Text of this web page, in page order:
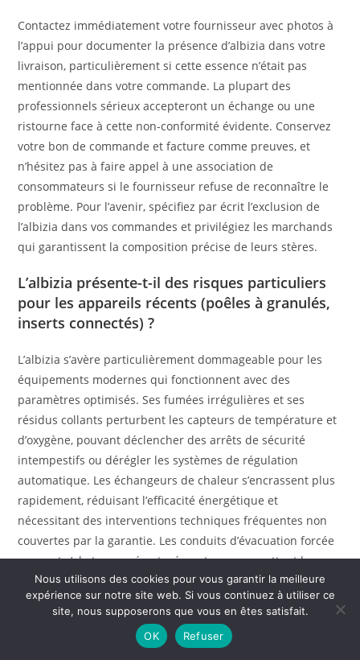
Contactez immédiatement votre fournisseur avec photos à
l’appui pour documenter la présence d’albizia dans votre
livraison, particulièrement si cette essence n’était pas
mentionnée dans votre commande. La plupart des
professionnels sérieux accepteront un échange ou une
ristourne face à cette non-conformité évidente. Conservez
votre bon de commande et facture comme preuves, et
n’hésitez pas à faire appel à une association de
consommateurs si le fournisseur refuse de reconnaître le
problème. Pour l’avenir, spécifiez par écrit l’exclusion de
l’albizia dans vos commandes et privilégiez les marchands
qui garantissent la composition précise de leurs stères.
L’albizia présente-t-il des risques particuliers
pour les appareils récents (poêles à granulés,
inserts connectés) ?
L’albizia s’avère particulièrement dommageable pour les
équipements modernes qui fonctionnent avec des
paramètres optimisés. Ses fumées irrégulières et ses
résidus collants perturbent les capteurs de température et
d’oxygène, pouvant déclencher des arrêts de sécurité
intempestifs ou dérégler les systèmes de régulation
automatique. Les échangeurs de chaleur s’encrassent plus
rapidement, réduisant l’efficacité énergétique et
nécessitant des interventions techniques fréquentes non
couvertes par la garantie. Les conduits d’évacuation forcée
peuvent s’obstruer prématurément, compromettant la
sécurité de fonctionnement. Ces équipements de nouvelle
génération sont conçus pour des combustibles de qualité
et ne tolèrent pas les approximations.
Nous utilisons des cookies pour vous garantir la meilleure
expérience sur notre site web. Si vous continuez à utiliser ce
site, nous supposerons que vous en êtes satisfait.
OK
Refuser